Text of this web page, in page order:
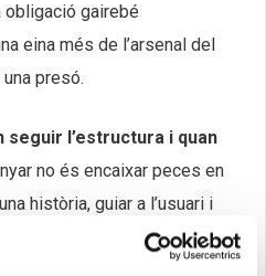
obligació gairebé
eina més de l’arsenal del
presó.
seguir l’estructura i quan
no és encaixar peces en
història, guiar a l’usuari i
A vegades el grid ajuda.